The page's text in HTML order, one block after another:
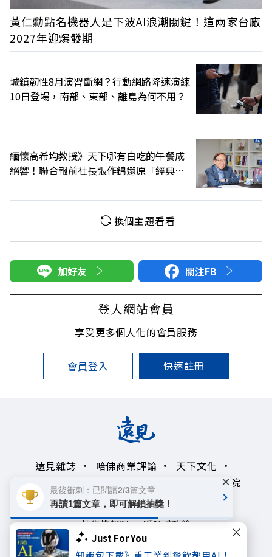
Just For You
黃仁勳點名機器人是下波AI浪潮關鍵！這兩家台廠
2027年迎爆發期
城鎮韌性8月演習斷網？行動網路降速演練
10日登場，南部、東部、離島為何不用？
緬懷高希均教授》天下哪有白吃的午餐成
絕響！聯合報前社長張作錦還原「經典名
換個主題看看
加好友 關注FB
登入網站會員
享受更多個人化的會員服務
會員登入 快速註冊
遠見雜誌 哈佛商業評論
天下文化
未來親子學習平台
領導影響力學院
著作權聲明
隱私權政策
Copyright© 1999~2026
最後衝刺：已閱讀2/3篇文章
再讀1篇文章，即可解鎖抽獎！
×